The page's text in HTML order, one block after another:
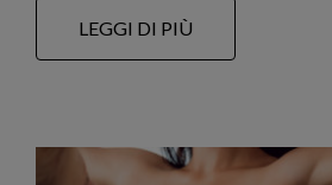
LEGGI DI PIÙ